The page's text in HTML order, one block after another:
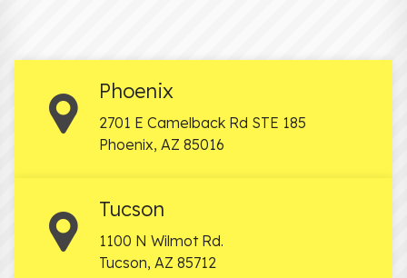
Phoenix
2701 E Camelback Rd STE 185
Phoenix, AZ 85016
Tucson
1100 N Wilmot Rd.
Tucson, AZ 85712